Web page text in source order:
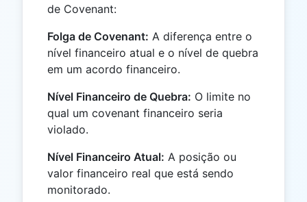
de Covenant:
Folga de Covenant: A diferença entre o
nível financeiro atual e o nível de quebra
em um acordo financeiro.
Nível Financeiro de Quebra: O limite no
qual um covenant financeiro seria
violado.
Nível Financeiro Atual: A posição ou
valor financeiro real que está sendo
monitorado.